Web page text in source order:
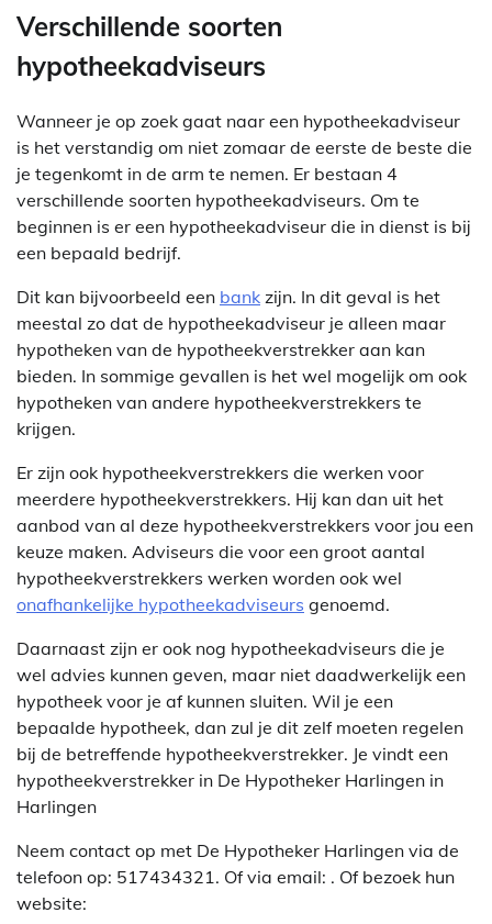
Verschillende soorten
hypotheekadviseurs
Wanneer je op zoek gaat naar een hypotheekadviseur
is het verstandig om niet zomaar de eerste de beste die
je tegenkomt in de arm te nemen. Er bestaan 4
verschillende soorten hypotheekadviseurs. Om te
beginnen is er een hypotheekadviseur die in dienst is bij
een bepaald bedrijf.
Dit kan bijvoorbeeld een bank zijn. In dit geval is het
meestal zo dat de hypotheekadviseur je alleen maar
hypotheken van de hypotheekverstrekker aan kan
bieden. In sommige gevallen is het wel mogelijk om ook
hypotheken van andere hypotheekverstrekkers te
krijgen.
Er zijn ook hypotheekverstrekkers die werken voor
meerdere hypotheekverstrekkers. Hij kan dan uit het
aanbod van al deze hypotheekverstrekkers voor jou een
keuze maken. Adviseurs die voor een groot aantal
hypotheekverstrekkers werken worden ook wel
onafhankelijke hypotheekadviseurs genoemd.
Daarnaast zijn er ook nog hypotheekadviseurs die je
wel advies kunnen geven, maar niet daadwerkelijk een
hypotheek voor je af kunnen sluiten. Wil je een
bepaalde hypotheek, dan zul je dit zelf moeten regelen
bij de betreffende hypotheekverstrekker. Je vindt een
hypotheekverstrekker in De Hypotheker Harlingen in
Harlingen
Neem contact op met De Hypotheker Harlingen via de
telefoon op: 517434321. Of via email: . Of bezoek hun
website: